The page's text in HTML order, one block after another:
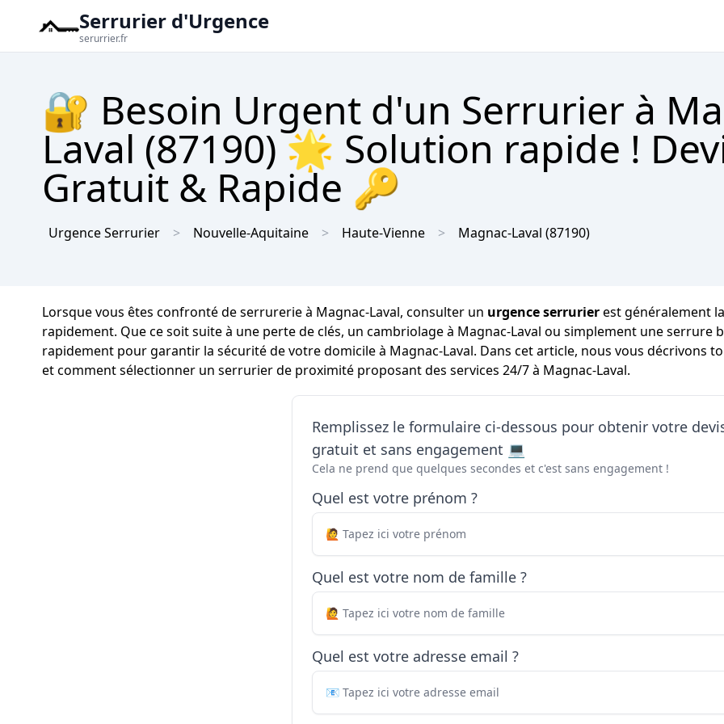
Serrurier d'Urgence
serurrier.fr
🔐 Besoin Urgent d'un Serrurier à
Laval (87190) 🌟 Solution rapide !
Gratuit & Rapide 🔑
Urgence Serrurier Nouvelle-Aquitaine Haute-Vienne Magnac-Laval (87190)
Lorsque vous êtes confronté de serrurerie à Magnac-Laval, consulter un urgence serrurierest généralement
rapidement. Que ce soit suite à une perte de clés, un cambriolage à Magnac-Laval ou simplement une
rapidement pour garantir la sécurité de votre domicile à Magnac-Laval. Dans cet article, nous vous décrivons
et comment sélectionner un serrurier de proximité proposant des services 24/7 à Magnac-Laval.
Remplissez le formulaire ci-dessous pour obtenir votre
gratuit et sans engagement 💻
Cela ne prend que quelques secondes et c'est sans engagement !
Quel est votre prénom ?
Quel est votre nom de famille ?
Quel est votre adresse email ?